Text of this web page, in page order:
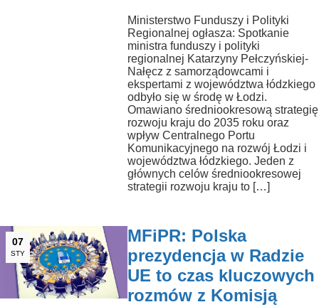
Ministerstwo Funduszy i Polityki
Regionalnej ogłasza: Spotkanie
ministra funduszy i polityki
regionalnej Katarzyny Pełczyńskiej-
Nałęcz z samorządowcami i
ekspertami z województwa łódzkiego
odbyło się w środę w Łodzi.
Omawiano średniookresową strategię
rozwoju kraju do 2035 roku oraz
wpływ Centralnego Portu
Komunikacyjnego na rozwój Łodzi i
województwa łódzkiego. Jeden z
głównych celów średniookresowej
strategii rozwoju kraju to […]
07
STY
MFiPR: Polska
prezydencja w Radzie
UE to czas kluczowych
rozmów z Komisją